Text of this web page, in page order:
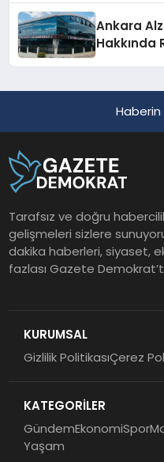
Ankara
Hakkında
Haberin
Tarafsız ve doğru
gelişmeleri sizlere
dakika haberleri, siyaset,
fazlası Gazete
KURUMSAL
Gizlilik PolitikasıÇerez
KATEGORİLER
GündemEkonomiSpor
Yaşam